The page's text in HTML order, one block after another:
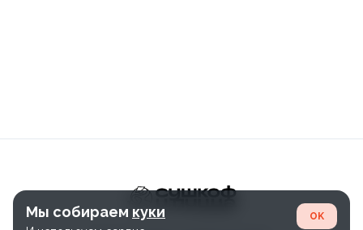
Мы собираем куки OK